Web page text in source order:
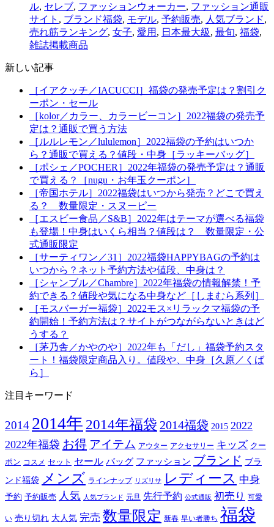
ル, セレブ, ファッションウォーカー, ファッション通販
サイト , ブランド福袋, モデル, 予約販売, 人気ブランド,
売れ筋ランキング, 女子, 愛用 , 日本最大級, 最旬, 福袋,
雑誌掲載商品
新しい記事
［イアクッチ／IACUCCI］福袋の発売予定は？割引ク
ーポン・セール
［kolor／カラー、カラービーコン］2022福袋の発売予
定は？通販で買う方法
［ルルレモン／lululemon］2022福袋の予約はいつか
ら？通販で買える？値段・中身［ラッキーバッグ］
［ポシェ／POCHER］2022年福袋の発売予定は？通販
で買える？［nugu・お年玉クーポン］
［帝国ホテル］2022福袋はいつから発売？どこで買え
る？ 数量限定・スヌーピー
［エスビー食品／S&B］2022年はテーマが選べる福袋
も登場！中身はいくら相当？値段は？ 数量限定・公
式通販限定
［サーティワン／31］2022福袋HAPPYBAGの予約は
いつから？ネット予約方法や値段、中身は？
［シャンブル／Chambre］2022年福袋の情報解禁！予
約できる？値段や気になる中身など［しまむら系列］
［モスバーガー福袋］2022モス×リラックマ福袋の予
約開始！予約方法は？サイトがつながらないときはど
うする？
［茅乃舎／かやのや］2022年も「だし」福袋予約スタ
ート！福袋限定商品入り。値段や、中身［久原／くば
ら］
注目キーワード
2014 2014年 2014年福袋 2014福袋 2015 2022
2022年福袋 お得 アイテム アウター アクセサリー キッズ クー
ポン コスメ セット セール バッグ ファッション ブランド ブラ
ンド福袋 メンズ ラインナップ リズリサ レディース 中身
予約 予約販売 人気 人気ブランド 元旦 先行予約 公式通販 初売り 可愛
い 売り切れ 大人気 完売 数量限定 新春 早い者勝ち 福袋